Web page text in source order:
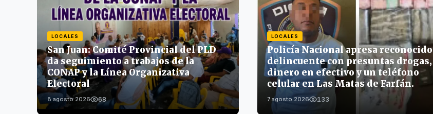
LOCALES
San Juan: Comité Provincial del PLD
da seguimiento a trabajos de la
CONAP y la Línea Organizativa
Electoral
8 agosto 2026 68
LOCALES
Policía Nacional apresa reconocido
delincuente con presuntas drogas,
dinero en efectivo y un teléfono
celular en Las Matas de Farfán.
7 agosto 2026 133